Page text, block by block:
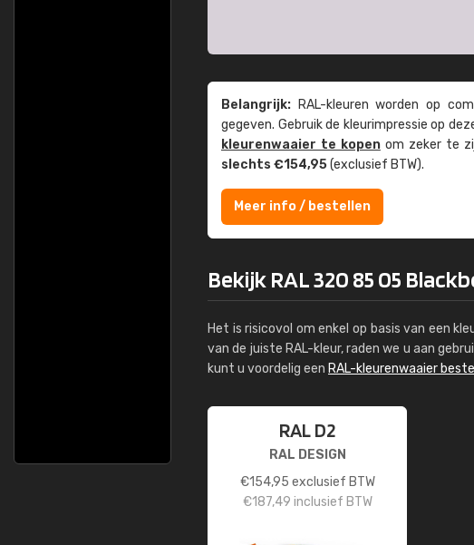
Belangrijk: RAL-kleuren worden op
gegeven. Gebruik de kleur­impressie op
kleuren­waaier te kopenom zeker te
slechts €154,95(exclusief BTW).
Meer info / bestellen
Bekijk RAL 320 85 05
Het is risicovol om enkel op basis van een
van de juiste RAL-kleur, raden we u aan
kunt u voordelig een RAL-kleurenwaaier
RAL D2
RAL DESIGN
€154,95 exclusief BTW
€187,49 inclusief BTW